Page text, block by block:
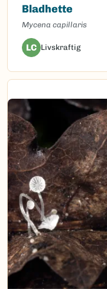
Bladhette
Mycena capillaris
LC Livskraftig